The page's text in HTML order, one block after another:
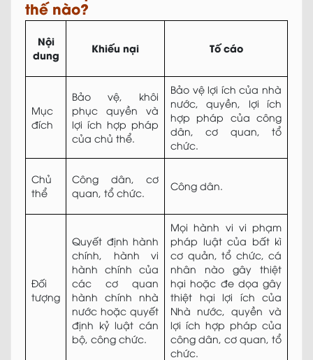
thế nào?
Nội
dung
Khiếu nại Tố cáo
Mục
đích
Bảo vệ, khôi
phục quyền và
lợi ích hợp pháp
của chủ thể.
Bảo vệ lợi ích của nhà
nước, quyền, lợi ích
hợp pháp của công
dân, cơ quan, tổ
chức.
Chủ
thể
Công dân, cơ
quan, tổ chức.
Công dân.
Đối
tượng
Quyết định hành
chính, hành vi
hành chính của
các cơ quan
hành chính nhà
nước hoặc quyết
định kỷ luật cán
bộ, công chức.
Mọi hành vi vi phạm
pháp luật của bất kì
cơ quản, tổ chức, cá
nhân nào gây thiệt
hại hoặc đe dọa gây
thiệt hại lợi ích của
Nhà nước, quyền và
lợi ích hợp pháp của
công dân, cơ quan, tổ
chức.